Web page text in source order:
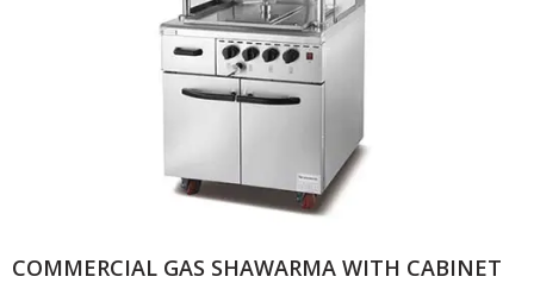
COMMERCIAL GAS SHAWARMA WITH CABINET